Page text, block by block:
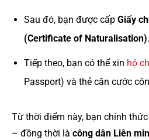
Sau đó, bạn được cấp Giấy
(Certificate of Naturalisation).
Tiếp theo, bạn có thể xin hộ
Passport) và thẻ căn cước
Từ thời điểm này, bạn chính
– đồng thời là công dân Liên